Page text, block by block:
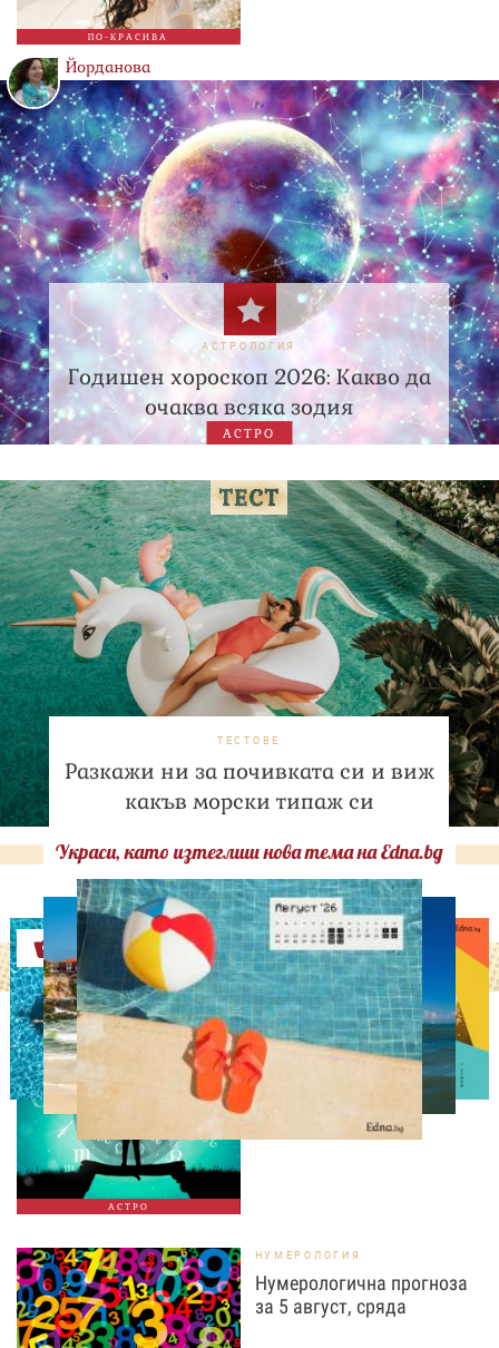
ПО-КРАСИВА
Йорданова
АСТРОЛОГИЯ
Годишен хороскоп 2026: Какво да
очаква всяка зодия
АСТРО
ТЕСТОВЕ
Разкажи ни за почивката си и виж
какъв морски типаж си
Украси, като изтеглиш нова тема на Edna.bg
Оферти
АСТРО
АСТРОЛОГИЯ
Дневен хороскоп за 5
август, сряда
НУМЕРОЛОГИЯ
Нумерологична прогноза
за 5 август, сряда